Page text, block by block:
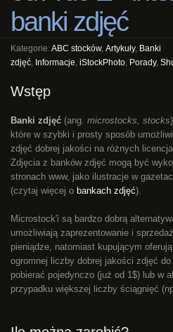
banki zdjęć
Kategorie:ABC stocków, Artykuły, Banki
zdjęć
Informacje iStockPhoto Porady,
Wstęp
Banki zdjęć (ang. microstocks, stocks
które w szybki i prosty sposób
zdjęć dobrej jakości na różnych
Zdjęcia z banków zdjęć mogą być
stronach www, jako ilustracje w
(czytaj więcej o bankach zdjęć).
Microstock'i są bardzo dobrą
umożliwiają zaprezentowanie i
pieniądze, natomiast kupującym
ogromnej liczby dobrej jakości zdjęć
pobierać pojedynczo (już od 1$) lub w
przypadku większej liczby ściągnięć